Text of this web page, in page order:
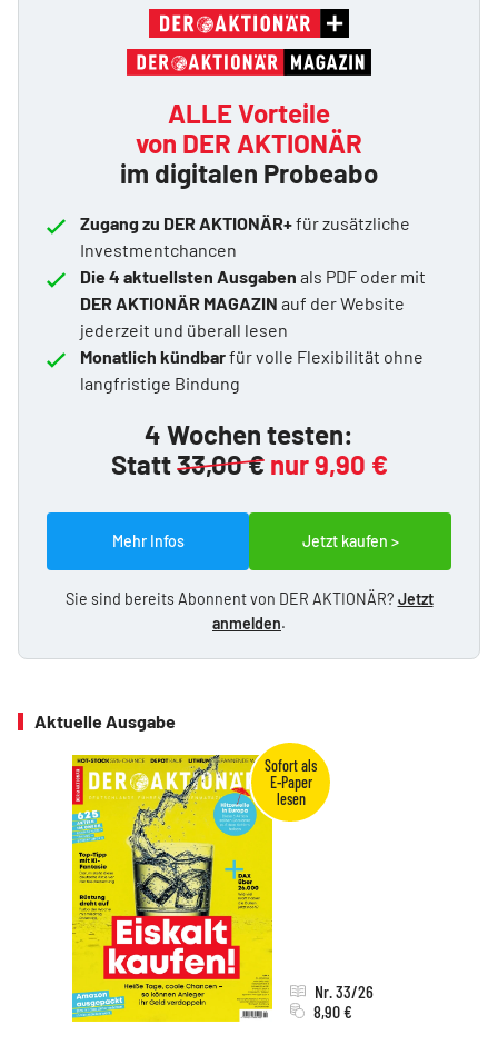
ALLE Vorteile
von DER AKTIONÄR
im digitalen Probeabo
Zugang zu DER AKTIONÄR+für zusätzliche
Investmentchancen
Die 4 aktuellsten Ausgaben als PDF oder mit
DER AKTIONÄR MAGAZIN auf der Website
jederzeit und überall lesen
Monatlich kündbarfür volle Flexibilität ohne
langfristige Bindung
4 Wochen testen:
Statt33,00 € nur 9,90 €
Mehr Infos Jetzt kaufen >
Sie sind bereits Abonnent von DER AKTIONÄR? Jetzt
anmelden.
Aktuelle Ausgabe
Nr. 33/26
8,90 €